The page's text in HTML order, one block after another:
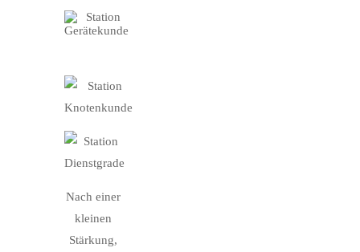
Nach einer
kleinen
Stärkung,